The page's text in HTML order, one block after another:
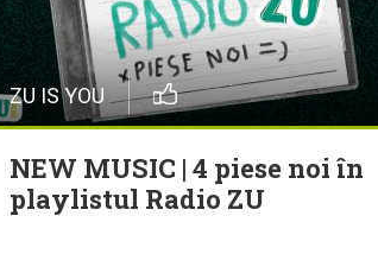
ZU IS YOU
NEW MUSIC | 4 piese noi în
playlistul Radio ZU